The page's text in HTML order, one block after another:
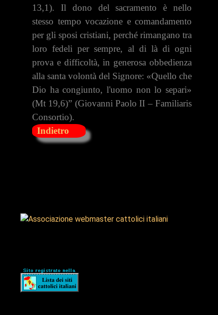
13,1). Il dono del sacramento è nello
stesso tempo vocazione e comandamento
per gli sposi cristiani, perché riman­gano tra
loro fedeli per sempre, al di là di ogni
prova e difficoltà, in gene­rosa obbedienza
alla santa volontà del Signore: «Quello che
Dio ha con­giunto, l'uomo non lo separi»
(Mt 19,6)” (Giovanni Paolo II – Familiaris
Consortio).
Indietro